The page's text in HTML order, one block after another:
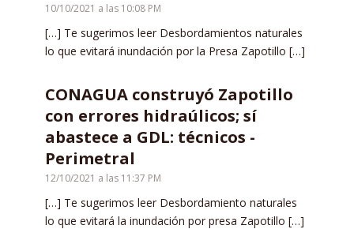
10/10/2021 a las 10:08 PM
[…] Te sugerimos leer Desbordamientos naturales
lo que evitará inundación por la Presa Zapotillo […]
CONAGUA construyó Zapotillo
con errores hidraúlicos; sí
abastece a GDL: técnicos -
Perimetral
12/10/2021 a las 11:37 PM
[…] Te sugerimos leer Desbordamiento naturales
lo que evitará la inundación por presa Zapotillo […]